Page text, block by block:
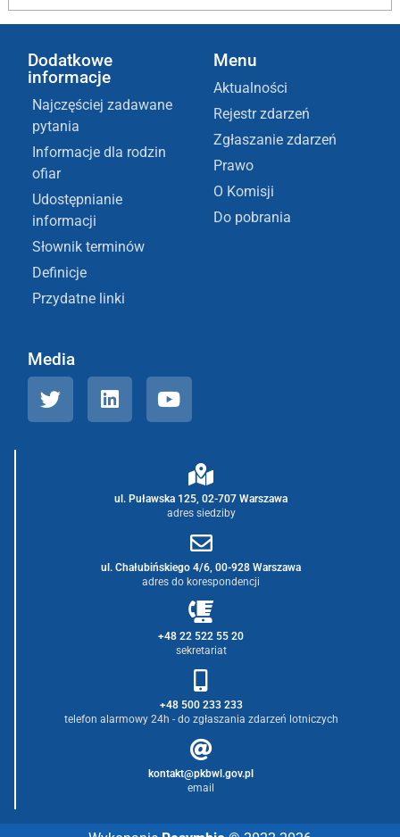
Dodatkowe
informacje
Najczęściej zadawane
pytania
Informacje dla rodzin
ofiar
Udostępnianie
informacji
Słownik terminów
Definicje
Przydatne linki
Menu
Aktualności
Rejestr zdarzeń
Zgłaszanie zdarzeń
Prawo
O Komisji
Do pobrania
Media
ul. Puławska 125, 02-707 Warszawa
adres siedziby
ul. Chałubińskiego 4/6, 00-928 Warszawa
adres do korespondencji
+48 22 522 55 20
sekretariat
+48 500 233 233
telefon alarmowy 24h - do zgłaszania zdarzeń lotniczych
kontakt@pkbwl.gov.pl
email